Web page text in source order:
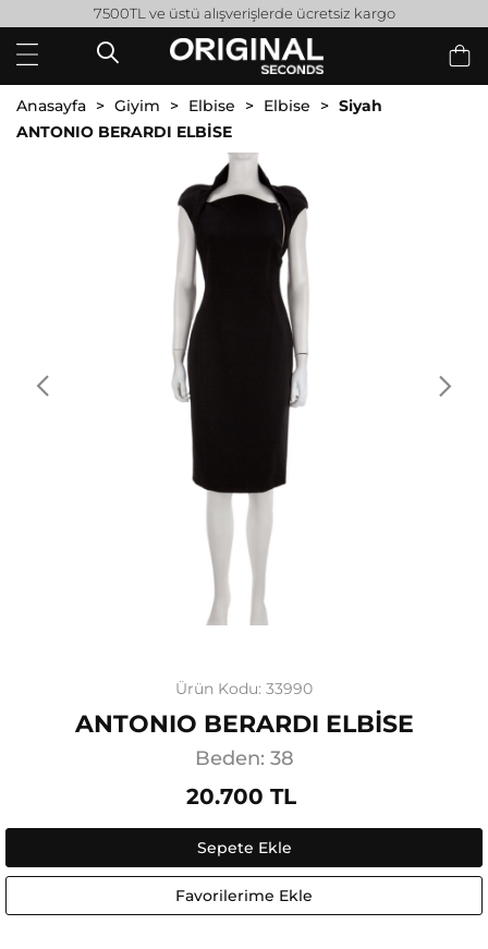
7500TL ve üstü alışverişlerde ücretsiz kargo
Anasayfa Giyim Elbise Elbise
Siyah
ANTONIO BERARDI ELBİSE
Ürün Kodu: 33990
ANTONIO BERARDI ELBİSE
Beden: 38
20.700 TL
Sepete Ekle
Favorilerime Ekle